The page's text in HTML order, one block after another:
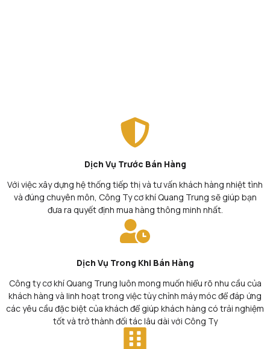
Dịch Vụ Trước Bán Hàng
Với việc xây dựng hệ thống tiếp thị và tư vấn khách hàng nhiệt tình
và đúng chuyên môn, Công Ty cơ khí Quang Trung sẽ giúp bạn
đưa ra quyết định mua hàng thông minh nhất.
Dịch Vụ Trong Khi Bán Hàng
Công ty cơ khí Quang Trung luôn mong muốn hiểu rõ nhu cầu của
khách hàng và linh hoạt trong việc tùy chỉnh máy móc để đáp ứng
các yêu cầu đặc biệt của khách để giúp khách hàng có trải nghiệm
tốt và trở thành đối tác lâu dài với Công Ty